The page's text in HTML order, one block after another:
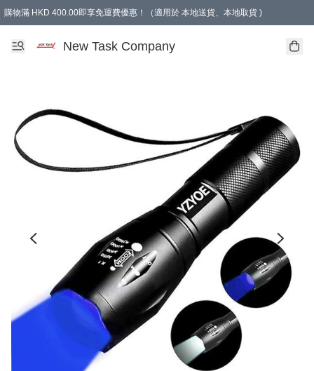
購物滿 HKD 400.00即享免運費優惠！（適用於 本地送貨、本地取貨 )
New Task Company